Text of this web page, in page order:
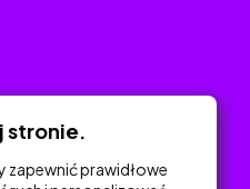
stronie.
zapewnić prawidłowe